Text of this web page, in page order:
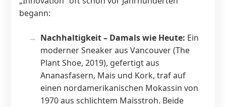
begann:
Nachhaltigkeit – Damals wie Heute: Ein
moderner Sneaker aus Vancouver (The
Plant Shoe, 2019), gefertigt aus
Ananasfasern, Mais und Kork, traf auf
einen nordamerikanischen Mokassin von
1970 aus schlichtem Maisstroh. Beide